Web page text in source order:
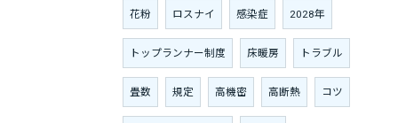
花粉 ロスナイ 感染症 2028年
トップランナー制度 床暖房 トラブル
畳数 規定 高機密 高断熱 コツ